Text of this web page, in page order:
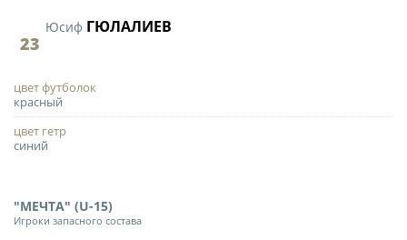
23
Юсиф ГЮЛАЛИЕВ
цвет футболок
красный
цвет гетр
синий
"МЕЧТА" (U-15)
Игроки запасного состава